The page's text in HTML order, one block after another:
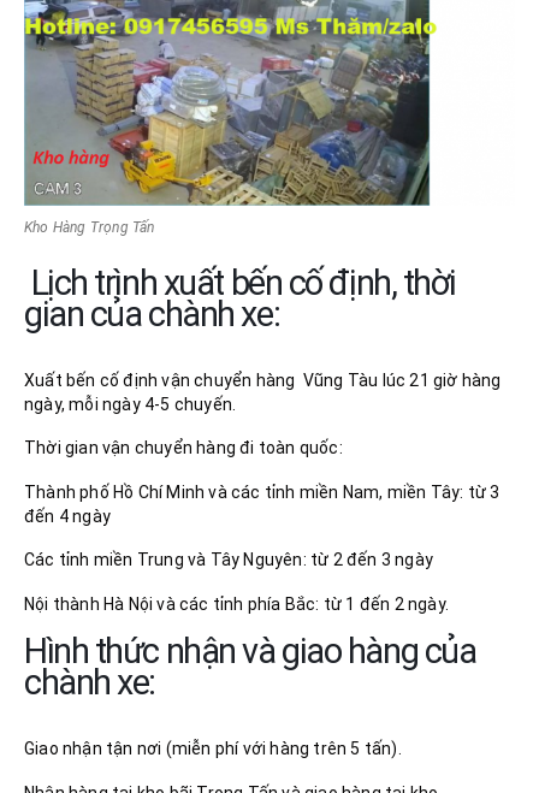
Kho Hàng Trọng Tấn
Lịch trình xuất bến cố định, thời
gian của chành xe:
Xuất bến cố định vận chuyển hàng Vũng Tàu lúc 21 giờ hàng
ngày, mỗi ngày 4-5 chuyến.
Thời gian vận chuyển hàng đi toàn quốc:
Thành phố Hồ Chí Minh và các tỉnh miền Nam, miền Tây: từ 3
đến 4 ngày
Các tỉnh miền Trung và Tây Nguyên: từ 2 đến 3 ngày
Nội thành Hà Nội và các tỉnh phía Bắc: từ 1 đến 2 ngày.
Hình thức nhận và giao hàng của
chành xe:
Giao nhận tận nơi (miễn phí với hàng trên 5 tấn).